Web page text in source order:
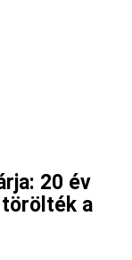
20 év
törölték a